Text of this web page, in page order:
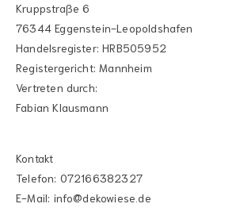
Kruppstraße 6
76344 Eggenstein-Leopoldshafen
Handelsregister: HRB505952
Registergericht: Mannheim
Vertreten durch:
Fabian Klausmann
Kontakt
Telefon: 072166382327
E-Mail: info@dekowiese.de